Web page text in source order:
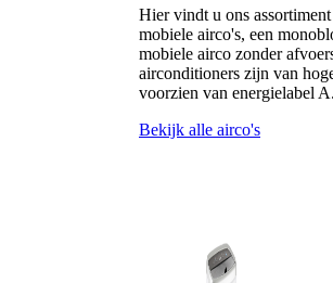
Hier vindt u ons
mobiele airco's, een
mobiele airco zonder
airconditioners zijn van
voorzien van energielabel A.
Bekijk alle airco's